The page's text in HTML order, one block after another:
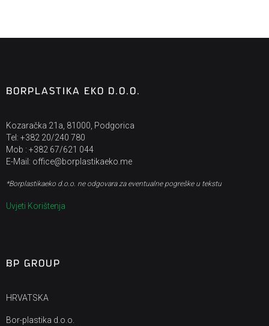
BORPLASTIKA EKO D.O.O.
Kozaračka 21a, 81000, Podgorica
Tel: +382 20/240 780
Mob : +382 67/621 044
E-Mail: office@borplastikaeko.me
*Borplastikaeko d.o.o. ne odgovara za eventualne pogreške u tekstu
Uvjeti Korištenja
BP GROUP
HRVATSKA
Bor-plastika d.o.o.